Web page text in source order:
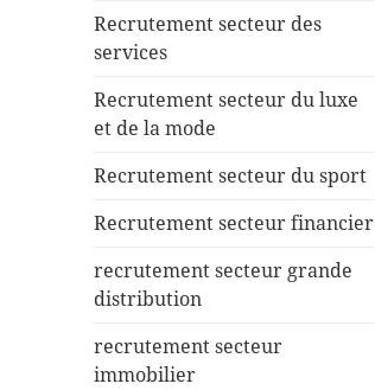
Recrutement secteur des
services
Recrutement secteur du luxe
et de la mode
Recrutement secteur du sport
Recrutement secteur financier
recrutement secteur grande
distribution
recrutement secteur
immobilier